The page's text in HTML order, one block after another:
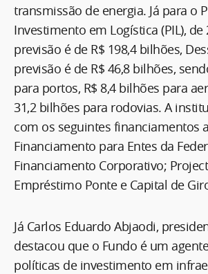
transmissão de energia. Já para o
Investimento em Logística (PIL), de
previsão é de R$ 198,4 bilhões,
previsão é de R$ 46,8 bilhões,
para portos, R$ 8,4 bilhões para
31,2 bilhões para rodovias. A
com os seguintes financiamentos
Financiamento para Entes da
Financiamento Corporativo;
Empréstimo Ponte e Capital de
Já Carlos Eduardo Abjaodi,
destacou que o Fundo é um
políticas de investimento em